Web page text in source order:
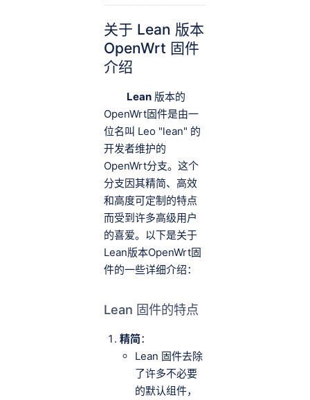
关于 Lean 版本
OpenWrt 固件
介绍
Lean 版本的
OpenWrt固件是由一
位名叫 Leo "lean" 的
开发者维护的
OpenWrt分支。这个
分支因其精简、高效
和高度可定制的特点
而受到许多高级用户
的喜爱。以下是关于
Lean版本OpenWrt固
件的一些详细介绍：
Lean 固件的特点
精简：
Lean 固件去除
了许多不必要
的默认组件，